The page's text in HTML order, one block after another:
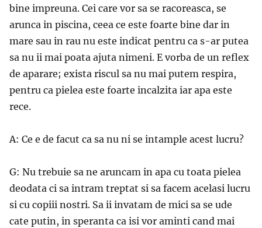
bine impreuna. Cei care vor sa se racoreasca, se
arunca in piscina, ceea ce este foarte bine dar in
mare sau in rau nu este indicat pentru ca s-ar putea
sa nu ii mai poata ajuta nimeni. E vorba de un reflex
de aparare; exista riscul sa nu mai putem respira,
pentru ca pielea este foarte incalzita iar apa este
rece.
A: Ce e de facut ca sa nu ni se intample acest lucru?
G: Nu trebuie sa ne aruncam in apa cu toata pielea
deodata ci sa intram treptat si sa facem acelasi lucru
si cu copiii nostri. Sa ii invatam de mici sa se ude
cate putin, in speranta ca isi vor aminti cand mai